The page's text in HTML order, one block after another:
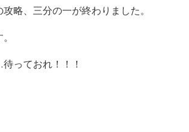
略、三分の一が終わりました。
っておれ！！！